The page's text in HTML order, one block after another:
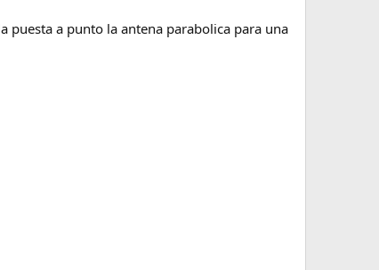
puesta a punto la antena parabolica para una